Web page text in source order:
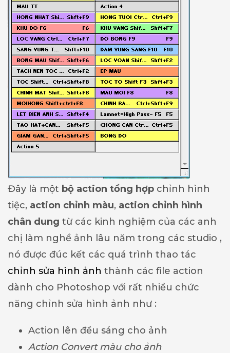
Đây là một bộ action tổng hợp chỉnh hình
tiệc, action chỉnh màu, action chỉnh hình
chân dung từ các kinh nghiệm của các anh
chị làm nghề ảnh lâu năm trong các studio ,
nó được đúc kết các quá trình thao tác
chỉnh sửa hình ảnh thành các file action
dành cho Photoshop với rất nhiều chức
năng chỉnh sửa hình ảnh như :
Action lên đều sáng cho ảnh
Action Convert màu cho ảnh